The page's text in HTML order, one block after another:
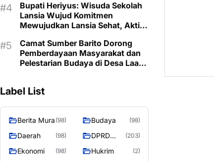
Bupati Heriyus: Wisuda Sekolah
Lansia Wujud Komitmen
Mewujudkan Lansia Sehat, Aktif,
Camat Sumber Barito Dorong
Pemberdayaan Masyarakat dan
Pelestarian Budaya di Desa Laas
Label List
Berita Mura (98) Budaya (98)
Daerah (98)
DPRD
Raya
(203)
Ekonomi (98) Hukrim (2)